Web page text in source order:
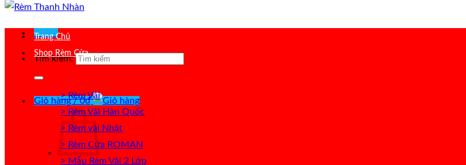
Menu
Tìm kiếm:
Giỏ hàng /0₫
Trang Chủ
Shop Rèm Cửa
> Rèm Vải
> Rèm Vải Hàn Quốc
> Rèm vải Nhật
> Rèm Cửa ROMAN
> Mẫu Rèm Vải 2 Lớp